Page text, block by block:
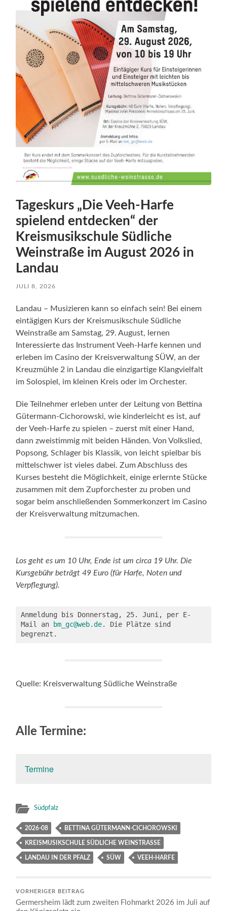
Tageskurs „Die Veeh-Harfe
spielend entdecken“ der
Kreismusikschule Südliche
Weinstraße im August 2026 in
Landau
JULI 8, 2026
Landau – Musizieren kann so einfach sein! Bei einem
eintägigen Kurs der Kreismusikschule Südliche
Weinstraße am Samstag, 29. August, lernen
Interessierte das Instrument Veeh-Harfe kennen und
erleben im Casino der Kreisverwaltung SÜW, an der
Kreuzmühle 2 in Landau die einzigartige Klangvielfalt
im Solospiel, im kleinen Kreis oder im Orchester.
Die Teilnehmer erleben unter der Leitung von Bettina
Gütermann-Cichorowski, wie kinderleicht es ist, auf
der Veeh-Harfe zu spielen – zuerst mit einer Hand,
dann zweistimmig mit beiden Händen. Von Volkslied,
Popsong, Schlager bis Klassik, von leicht spielbar bis
mittelschwer ist vieles dabei. Zum Abschluss des
Kurses besteht die Möglichkeit, einige erlernte Stücke
zusammen mit dem Zupforchester zu proben und
sogar beim anschließenden Sommerkonzert im Casino
der Kreisverwaltung mitzumachen.
Los geht es um 10 Uhr, Ende ist um circa 19 Uhr. Die
Kursgebühr beträgt 49 Euro (für Harfe, Noten und
Verpflegung).
Anmeldung bis Donnerstag, 25. Juni, per E-
Mail an
bm_gc@web.de. Die Plätze sind
begrenzt.
Quelle: Kreisverwaltung Südliche Weinstraße
Alle Termine:
Termine
Südpfalz
2026-08 BETTINA GÜTERMANN-CICHOROWSKI
KREISMUSIKSCHULE SÜDLICHE WEINSTRASSE
LANDAU IN DER PFALZ SÜW VEEH-HARFE
VORHERIGER BEITRAG
Germersheim lädt zum zweiten Flohmarkt 2026 im Juli auf